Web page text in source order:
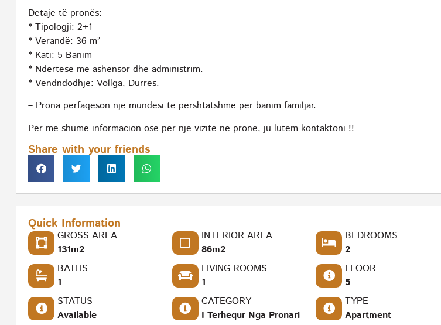
Detaje të pronës:
* Tipologji: 2+1
* Verandë: 36 m²
* Kati: 5 Banim
* Ndërtesë me ashensor dhe administrim.
* Vendndodhje: Vollga, Durrës.
– Prona përfaqëson një mundësi të përshtatshme për banim familjar.
Për më shumë informacion ose për një vizitë në pronë, ju lutem kontaktoni !!
Share with your friends
Quick Information
GROSS AREA
131m2
INTERIOR AREA
86m2
BEDROOMS
2
BATHS
1
LIVING ROOMS
1
FLOOR
5
STATUS
Available
CATEGORY
I Terhequr Nga Pronari
TYPE
Apartment